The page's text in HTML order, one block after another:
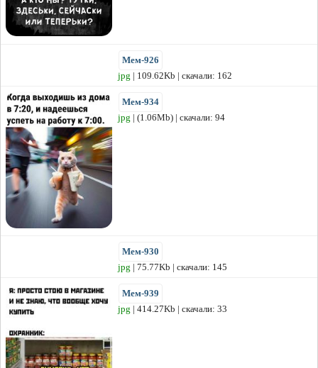
Мем-926
jpg | 109.62Kb | скачали: 162
Мем-934
jpg | (1.06Mb) | скачали: 94
Мем-930
jpg | 75.77Kb | скачали: 145
Мем-939
jpg | 414.27Kb | скачали: 33